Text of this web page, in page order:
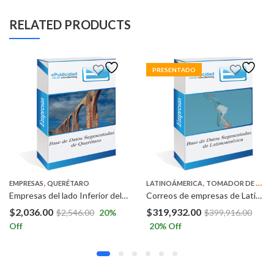
RELATED PRODUCTS
EMPRESAS, QUERÉTARO
Empresas del lado Inferior del Estado de Querétaro
$2,036.00 $2,546.00 20%
Off
PRESENTADO
LATINOÁMERICA, TOMADOR DE DECISIONES
Correos de empresas de Latinoamérica – Tomadores de Decisiones
$319,932.00 $399,916.00
20% Off